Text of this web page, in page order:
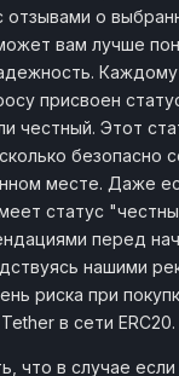
отзывами о
вам лучше
Каждому
присвоен
честный. Этот
безопасно
месте. Даже
статус
перед
нашими
риска при
в сети ERC20.
что в случае